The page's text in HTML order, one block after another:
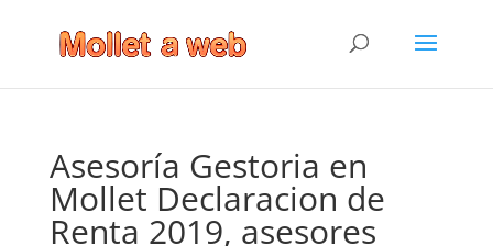
Asesoría Gestoria en
Mollet Declaracion de
Renta 2019, asesores